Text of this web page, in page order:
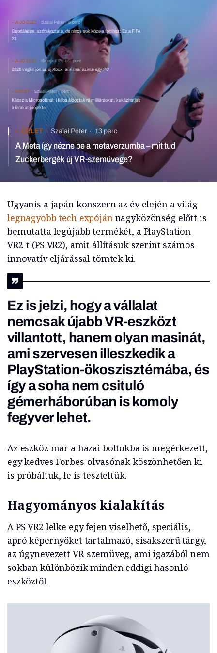
A JÓ ÉLET Szalai Péter 6 perc
Csodálatos, szórakoztató, de nincs sok köze a focihoz: Ez a FIFA
23
A JÓ ÉLET Smejkál Péter perc
2020 végén jön az új Xbox, ami már szinte egy PC
ÜZLET Szalai Péter perc
Káosz a Microsoftnál: Hiába áldoztak rá milliárdokat, kukázhatják
a kirakat projektet
ÜZLET Szalai Péter 13 perc
A Meta így nézne be a metaverzumba – mit tud
Zuckerbergék új VR-szemüvege?
Ugyanis a japán konszern az év elején a világ
legnagyobb tech expójánnagyközönség előtt is
bemutatta legújabb termékét, a PlayStation
VR2-t (PS VR2), amit állításuk szerint számos
innovatív eljárással tömtek ki.
Ez is jelzi, hogy a vállalat
nemcsak újabb VR-eszközt
villantott, hanem olyan masinát,
ami szervesen illeszkedik a
PlayStation-ökoszisztémába, és
így a soha nem csituló
gémerháborúban is komoly
fegyver lehet.
Az eszköz már a hazai boltokba is megérkezett,
egy kedves Forbes-olvasónak köszönhetően ki
is próbáltuk, le is teszteltük.
Hagyományos kialakítás
A PS VR2 lelke egy fejen viselhető, speciális,
apró képernyőket tartalmazó, sisakszerű tárgy,
az úgynevezett VR-szemüveg, ami igazából nem
sokban különbözik minden eddigi hasonló
eszköztől.